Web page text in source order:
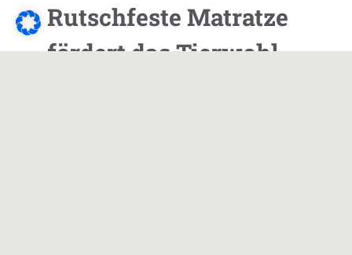
Rutschfeste Matratze
fördert das Tierwohl